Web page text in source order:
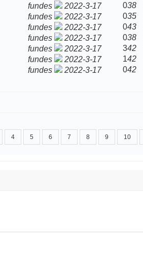
fundes 2022-3-17 038
fundes 2022-3-17 035
fundes 2022-3-17 043
fundes 2022-3-17 038
fundes 2022-3-17 342
fundes 2022-3-17 142
fundes 2022-3-17 042
4 5 6 7 8 9 10